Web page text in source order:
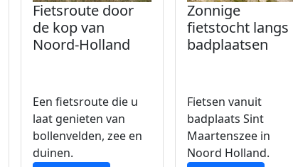
Fietsroute door
de kop van
Noord-Holland
Een fietsroute die u
laat genieten van
bollenvelden, zee en
duinen.
Zonnige
fietstocht langs
badplaatsen
Fietsen vanuit
badplaats Sint
Maartenszee in
Noord Holland.